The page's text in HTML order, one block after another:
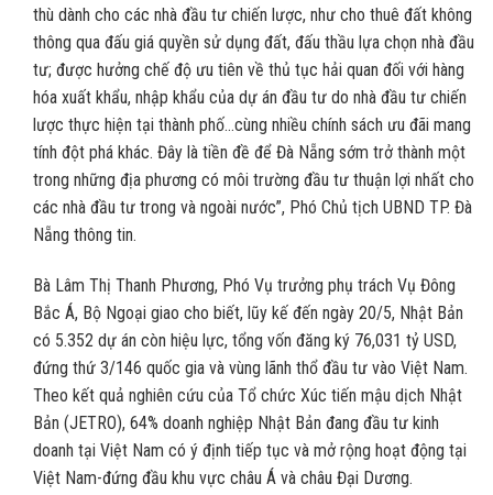
thù dành cho các nhà đầu tư chiến lược, như cho thuê đất không
thông qua đấu giá quyền sử dụng đất, đấu thầu lựa chọn nhà đầu
tư; được hưởng chế độ ưu tiên về thủ tục hải quan đối với hàng
hóa xuất khẩu, nhập khẩu của dự án đầu tư do nhà đầu tư chiến
lược thực hiện tại thành phố…cùng nhiều chính sách ưu đãi mang
tính đột phá khác. Đây là tiền đề để Đà Nẵng sớm trở thành một
trong những địa phương có môi trường đầu tư thuận lợi nhất cho
các nhà đầu tư trong và ngoài nước”, Phó Chủ tịch UBND TP. Đà
Nẵng thông tin.
Bà Lâm Thị Thanh Phương, Phó Vụ trưởng phụ trách Vụ Đông
Bắc Á, Bộ Ngoại giao cho biết, lũy kế đến ngày 20/5, Nhật Bản
có 5.352 dự án còn hiệu lực, tổng vốn đăng ký 76,031 tỷ USD,
đứng thứ 3/146 quốc gia và vùng lãnh thổ đầu tư vào Việt Nam.
Theo kết quả nghiên cứu của Tổ chức Xúc tiến mậu dịch Nhật
Bản (JETRO), 64% doanh nghiệp Nhật Bản đang đầu tư kinh
doanh tại Việt Nam có ý định tiếp tục và mở rộng hoạt động tại
Việt Nam-đứng đầu khu vực châu Á và châu Đại Dương.